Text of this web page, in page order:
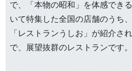
で、「本物の昭和」を体感でき
いて特集した全国の店舗のうち
「レストランうしお」が紹介さ
で、展望抜群のレストランです。